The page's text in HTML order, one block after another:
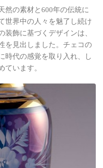
然の素材と600年の伝統に
世界中の人々を魅了し続け
装飾に基づくデザインは、
を見出しました。チェコの
時代の感覚を取り入れ、し
ています。